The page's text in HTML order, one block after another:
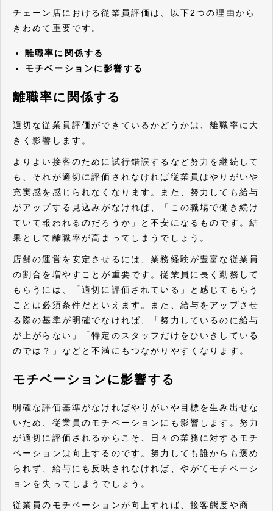
チェーン店における従業員評価は、以下2つの理由から
きわめて重要です。
離職率に関係する
モチベーションに影響する
離職率に関係する
適切な従業員評価ができているかどうかは、離職率に大
きく影響します。
よりよい接客のために試行錯誤するなど努力を継続して
も、それが適切に評価されなければ従業員はやりがいや
充実感を感じられなくなります。また、努力しても給与
がアップする見込みがなければ、「この職場で働き続け
ていて報われるのだろうか」と不安になるものです。結
果として離職率が高まってしまうでしょう。
店舗の運営を安定させるには、業務経験が豊富な従業員
の割合を増やすことが重要です。従業員に長く勤務して
もらうには、「適切に評価されている」と感じてもらう
ことは必須条件だといえます。また、給与をアップさせ
る際の基準が明確でなければ、「努力しているのに給与
が上がらない」「特定のスタッフだけをひいきしている
のでは？」などと不満にもつながりやすくなります。
モチベーションに影響する
明確な評価基準がなければやりがいや目標を生み出せな
いため、従業員のモチベーションにも影響します。努力
が適切に評価されるからこそ、日々の業務に対するモチ
ベーションは向上するのです。努力しても誰からも褒め
られず、給与にも反映されなければ、やがてモチベーシ
ョンを失ってしまうでしょう。
従業員のモチベーションが向上すれば、接客態度や商